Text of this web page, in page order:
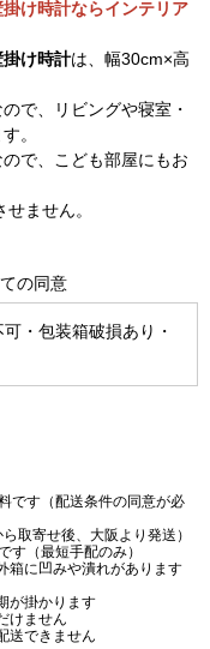
け時計ならインテリア
掛け時計は、幅30cm×高
で、リビングや寝室・
。
で、こども部屋にもお
ません。
の同意
・包装箱破損あり・
です（配送条件の同意が必
取寄せ後、大阪より発送）
（最短手配のみ）
箱に凹みや潰れがあります
が掛かります
けません
送できません